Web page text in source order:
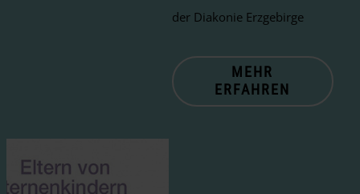
der Diakonie Erzgebirge
MEHR
ERFAHREN